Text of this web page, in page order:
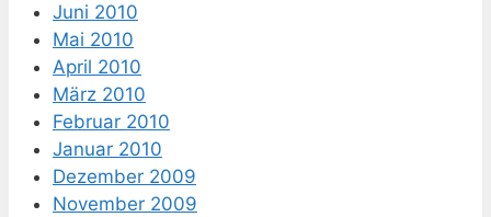
Juni 2010
Mai 2010
April 2010
März 2010
Februar 2010
Januar 2010
Dezember 2009
November 2009